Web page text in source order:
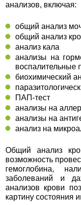
анализов, включая:
общий анализ
общий анализ
анализ кала
анализы на
воспалительные
биохимический
ПАП-тест
анализы на
анализы на
анализ на
Общий анализ
возможность
гемоглобина,
заболеваний и
анализов крови
картину состояния